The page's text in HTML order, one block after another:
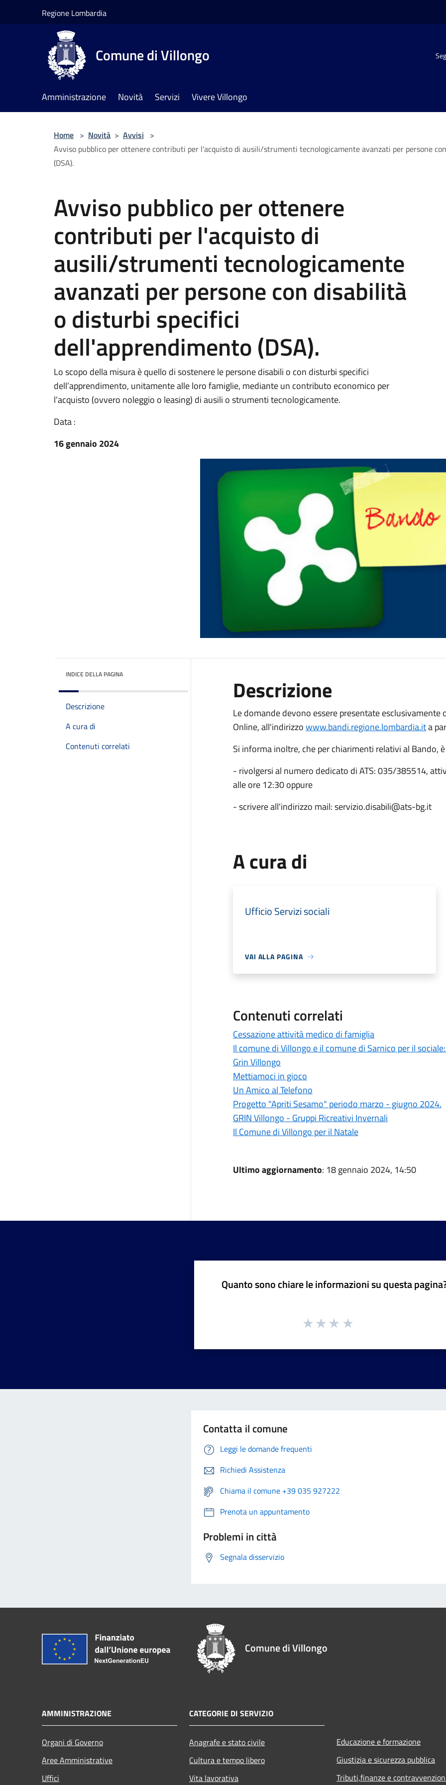
Regione Lombardia
Comune di Villongo
Amministrazione Novità Servizi Vivere Villongo
Home > Novità > Avvisi >
Avviso pubblico per ottenere contributi per l'acquisto di ausili/strumenti tecnologicamente avanzati per persone
(DSA).
Avviso pubblico per ottenere
contributi per l'acquisto di
ausili/strumenti tecnologicamente
avanzati per persone con disabilità
o disturbi specifici
dell'apprendimento (DSA).
Lo scopo della misura è quello di sostenere le persone disabili o con disturbi specifici
dell’apprendimento, unitamente alle loro famiglie, mediante un contributo economico per
l’acquisto (ovvero noleggio o leasing) di ausili o strumenti tecnologicamente.
Data :
16 gennaio 2024
INDICE DELLA PAGINA
Descrizione
A cura di
Contenuti correlati
Descrizione
Le domande devono essere presentate
Online, all'indirizzowww.bandi.regione.lombardia.ita
Si informa inoltre, che per chiarimenti relativi al Bando,
- rivolgersi al numero dedicato di ATS: 035/385514,
alle ore 12:30 oppure
- scrivere all'indirizzo mail: servizio.disabili@ats-bg.it
A cura di
Ufficio Servizi sociali
VAI ALLA PAGINA
Contenuti correlati
Cessazione attività medico di famiglia
Il comune di Villongo e il comune di Sarnico per il
Grin Villongo
Mettiamoci in gioco
Un Amico al Telefono
Progetto "Apriti Sesamo" periodo marzo - giugno 2024.
GRIN Villongo - Gruppi Ricreativi Invernali
Il Comune di Villongo per il Natale
Ultimo aggiornamento: 18 gennaio 2024, 14:50
Quanto sono chiare le informazioni su questa
Contatta il comune
Leggi le domande frequenti
Richiedi Assistenza
Chiama il comune +39 035 927222
Prenota un appuntamento
Problemi in città
Segnala disservizio
Comune di Villongo
AMMINISTRAZIONE
Organi di Governo
Aree Amministrative
Uffici
CATEGORIE DI SERVIZIO
Anagrafe e stato civile
Cultura e tempo libero
Vita lavorativa
Educazione e formazione
Giustizia e sicurezza pubblica
Tributi,finanze e